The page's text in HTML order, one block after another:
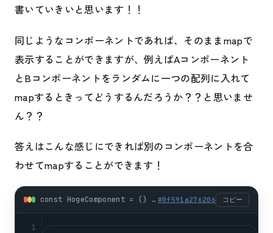
書いていきいと思います！！
同じようなコンポーネントであれば、そのままmapで
表示することができますが、例えばAコンポーネント
とBコンポーネントをランダムに一つの配列に入れて
mapするときってどうするんだろうか？？と思いませ
ん？？
答えはこんな感じにできれば別のコンポーネントを合
わせてmapすることができます！
const HogeComponent = () => { (typescript) #0f591a276206 コピー
1